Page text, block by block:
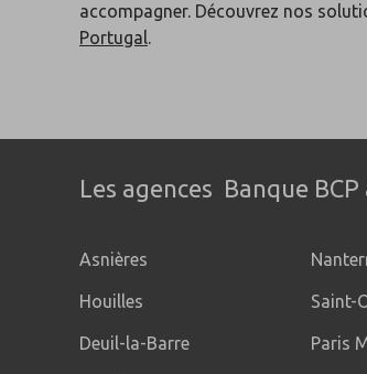
accompagner. Découvrez nos
Portugal.
Les agences Banque
Asnières
Houilles
Deuil-la-Barre
Saint-
Paris